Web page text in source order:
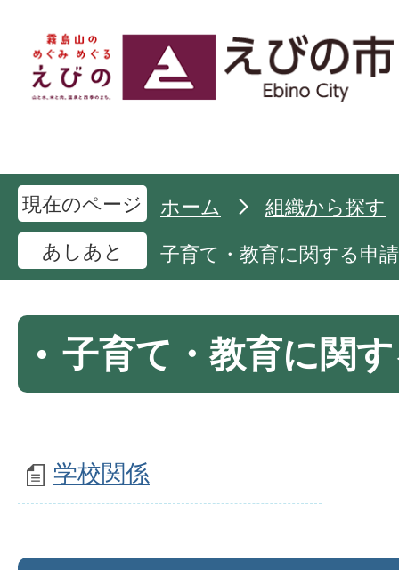
現在のページ ホーム
組織から探す
あしあと
子育て・教育に関する申
子育て・教育に関
学校関係